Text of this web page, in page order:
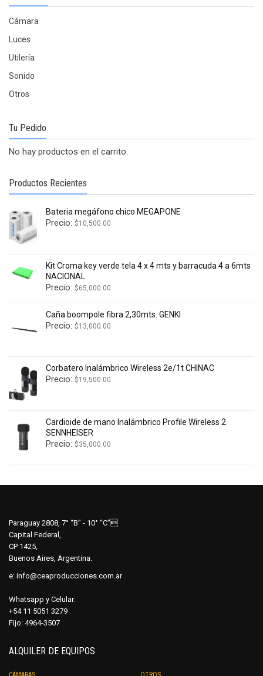
Cámara
Luces
Utilería
Sonido
Otros
Tu Pedido
No hay productos en el carrito.
Productos Recientes
Bateria megáfono chico MEGAPONE
Precio: $10,500.00
Kit Croma key verde tela 4 x 4 mts y barracuda 4 a 6mts
NACIONAL
Precio: $65,000.00
Caña boompole fibra 2,30mts. GENKI
Precio: $13,000.00
Corbatero Inalámbrico Wireless 2e/1t CHINAC
Precio: $19,500.00
Cardioide de mano Inalámbrico Profile Wireless 2
SENNHEISER
Precio: $35,000.00
Paraguay 2808, 7° “B” - 10° “C”
Capital Federal,
CP 1425,
Buenos Aires, Argentina.
e: info@ceaproducciones.com.ar
Whatsapp y Celular:
+54 11 5051 3279
Fijo: 4964-3507
ALQUILER DE EQUIPOS